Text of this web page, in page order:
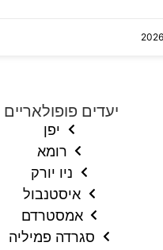
יעדים פופולאריים
יפן
רומא
ניו יורק
איסטנבול
אמסטרדם
סגרדה פמיליה